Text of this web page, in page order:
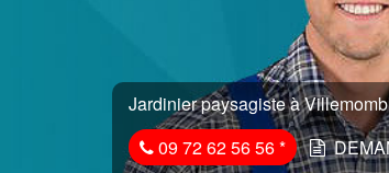
Jardinier paysagiste à
09 72 62 56 56*